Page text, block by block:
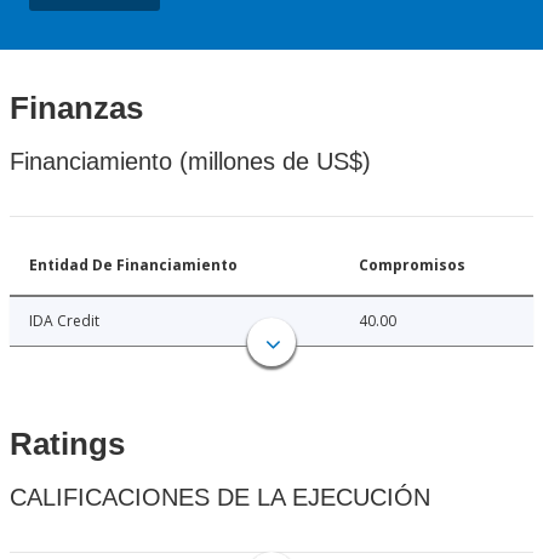
Finanzas
Financiamiento (millones de US$)
Entidad De Financiamiento Compromisos
IDA Credit 40.00
Ratings
CALIFICACIONES DE LA EJECUCIÓN